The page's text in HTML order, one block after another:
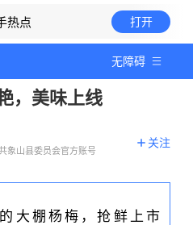
热点 打开
无障碍
，美味上线
象山县委员会官方账号
关注
大棚杨梅，抢鲜上市